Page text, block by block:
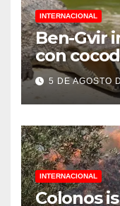
INTERNACIONAL
Ben-Gvir
con
palestinos
5 DE AGOSTO
INTERNACIONAL
Colonos